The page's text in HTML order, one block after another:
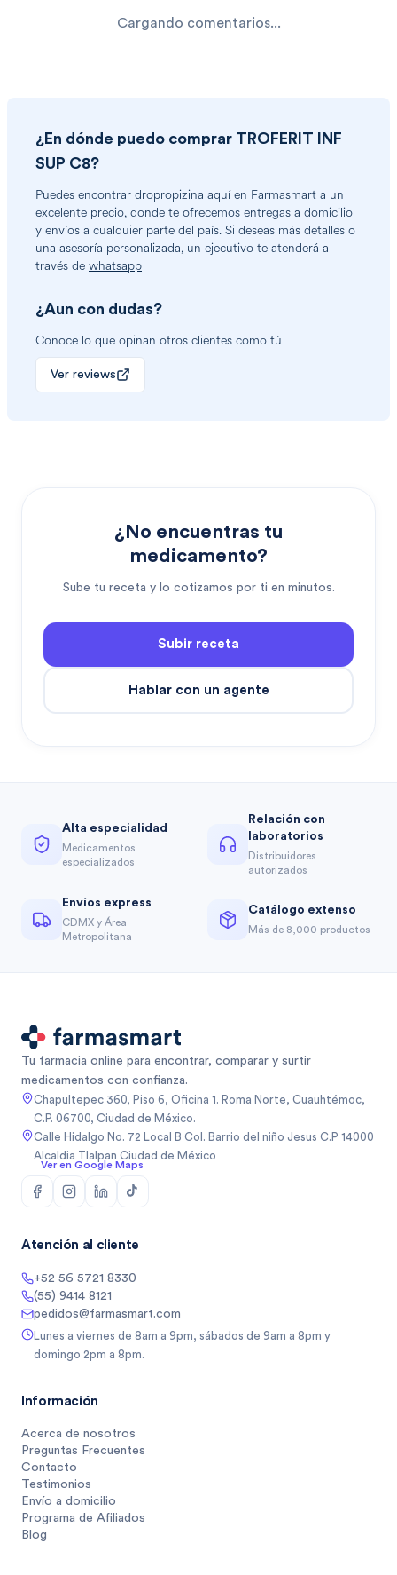
Cargando comentarios...
¿En dónde puedo comprar TROFERIT INF
SUP C8?
Puedes encontrar dropropizina aquí en Farmasmart a un
excelente precio, donde te ofrecemos entregas a domicilio
y envíos a cualquier parte del país. Si deseas más detalles o
una asesoría personalizada, un ejecutivo te atenderá a
través de whatsapp
¿Aun con dudas?
Conoce lo que opinan otros clientes como tú
Ver reviews
¿No encuentras tu
medicamento?
Sube tu receta y lo cotizamos por ti en minutos.
Subir receta
Hablar con un agente
Alta especialidad
Medicamentos
especializados
Relación con
laboratorios
Distribuidores
autorizados
Envíos express
CDMX y Área
Metropolitana
Catálogo extenso
Más de 8,000 productos
Tu farmacia online para encontrar, comparar y surtir
medicamentos con confianza.
Chapultepec 360, Piso 6, Oficina 1. Roma Norte, Cuauhtémoc,
C.P. 06700, Ciudad de México.
Calle Hidalgo No. 72 Local B Col. Barrio del niño Jesus C.P 14000
Alcaldia Tlalpan Ciudad de México
Ver en Google Maps
Atención al cliente
+52 56 5721 8330
(55) 9414 8121
pedidos@farmasmart.com
Lunes a viernes de 8am a 9pm, sábados de 9am a 8pm y
domingo 2pm a 8pm.
Información
Acerca de nosotros
Preguntas Frecuentes
Contacto
Testimonios
Envío a domicilio
Programa de Afiliados
Blog